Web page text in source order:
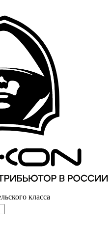
класса